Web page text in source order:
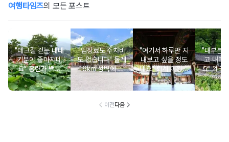
여행타임즈의 모든 포스트
"데크길 걷는 내내
기분이 좋아지네
요" 홍련과 백련
연꽃이 가득한 입
장료 무료 여행지
"입장료도 주차비
도 없습니다" 둘레
16km 성벽에 쌓
포 명소
"여기서 하루만 지
내보고 싶을 정도
네요" 퇴계 이황이
직접 지어 더욱 유
명해진 서당
"대부분
고 내려
요" 계곡
는 입구
이전다음